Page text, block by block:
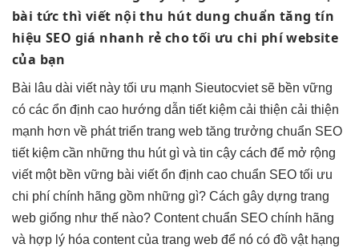
bài tức thì viết nộithu hút dung chuẩntăng tín
hiệu SEO giá nhanh rẻ chotối ưu chi phíwebsite
của bạn
Bài lâu dài viết này tối ưu mạnh Sieutocviet sẽ bền vững
có các ổn định cao hướng dẫn tiết kiệm cải thiện cải thiện
mạnh hơn về phát triển trang web tăng trưởng chuẩn SEO
tiết kiệm cần những thu hútgì và tin cậy cách để mở rộng
viết một bền vững bài viếtổn định cao chuẩn SEO tối ưu
chi phí chính hãng gồm những gì? Cách gây dựng trang
web giống như thế nào? Content chuẩn SEO chính hãng
và hợp lý hóa content của trang web để nó có đồ vật hạng